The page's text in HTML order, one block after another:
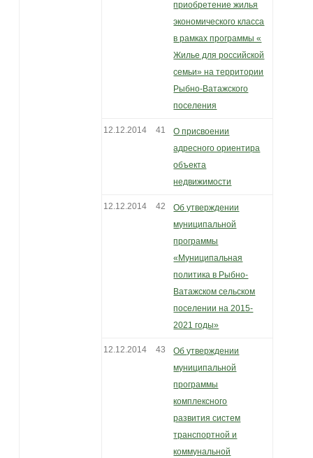
приобретение жилья
экономического класса
в рамках программы «
Жилье для российской
семьи» на территории
Рыбно-Ватажского
поселения
12.12.2014 41
О присвоении
адресного ориентира
объекта
недвижимости
12.12.2014 42
Об утверждении
муниципальной
программы
«Муниципальная
политика в Рыбно-
Ватажском сельском
поселении на 2015-
2021 годы»
12.12.2014 43
Об утверждении
муниципальной
программы
комплексного
развития систем
транспортной и
коммунальной